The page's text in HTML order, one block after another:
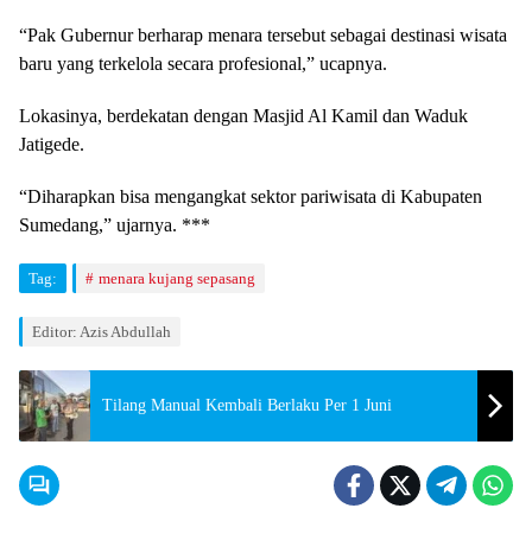
“Pak Gubernur berharap menara tersebut sebagai destinasi wisata
baru yang terkelola secara profesional,” ucapnya.
Lokasinya, berdekatan dengan Masjid Al Kamil dan Waduk
Jatigede.
“Diharapkan bisa mengangkat sektor pariwisata di Kabupaten
Sumedang,” ujarnya. ***
Tag: menara kujang sepasang
Editor: Azis Abdullah
Tilang Manual Kembali Berlaku Per 1 Juni